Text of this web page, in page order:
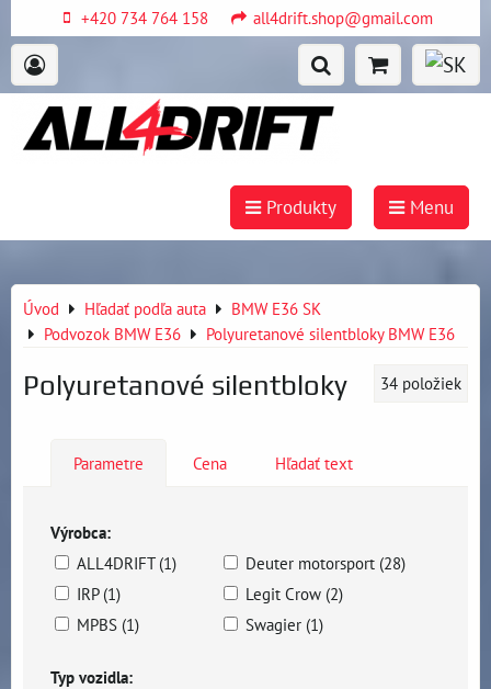
+420 734 764 158 all4drift.shop@gmail.com
Produkty Menu
Úvod Hľadať podľa auta
BMW E36 SK
Podvozok BMW E36
Polyuretanové silentbloky BMW E36
Polyuretanové silentbloky 34 položiek
Parametre Cena Hľadať text
Výrobca:
ALL4DRIFT (1)
Deuter motorsport (28)
IRP (1)
Legit Crow (2)
MPBS (1)
Swagier (1)
Typ vozidla: